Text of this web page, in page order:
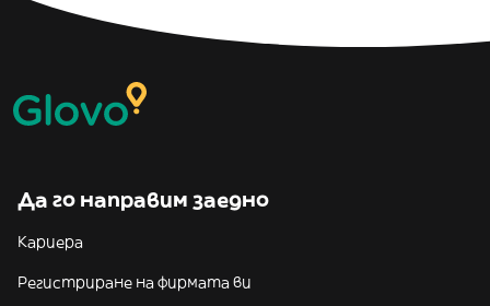
Да го направим заедно
Кариера
Регистриране на фирмата ви